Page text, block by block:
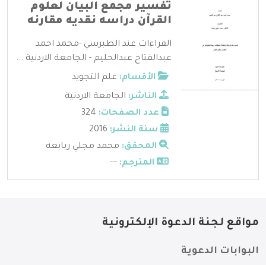
تفسير مجمع البيان لعلوم
القرآن دراسه نقديه مقارنه
القراءات عند الطبرسي -محمد احمد
عبدالفتاح عبدالحليم - الجامعة الاردنية ...
الأقسام: علم التجويد
الناشر: الجامعة الاردنية
عدد الصفحات:
سنة النشر:
المحقق: محمد مجلي ربابعه
المترجم: ---
مواقع لجنة الدعوة الإلكترونية
البوابات الدعوية